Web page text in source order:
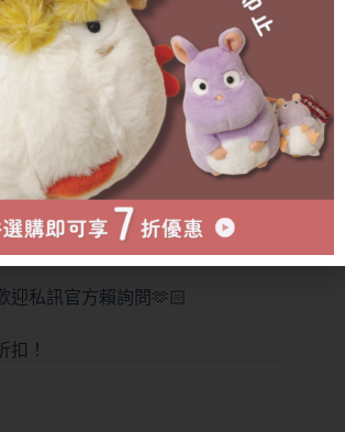
巧克力棒5入
台灣時間18:00止(若有缺貨斷貨會另行
含假日)，能等待的菠友們再進行訂
行通知)
會有碰撞/碎裂等狀況發生，不會影
迎私訊官方賴詢問🫶🏻
扣！